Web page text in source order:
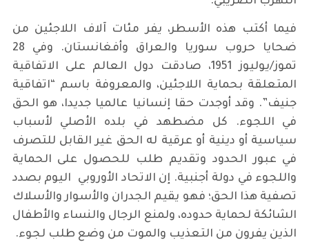
فيما أكتب هذه الأسطر، يفر مئات آلاف اللاجئين من
ضحايا حروب سوريا والعراق وأفغانستان. وفي 28
تموز/يوليوز 1951، صادقت دول العالم على الاتفاقية
المتعلقة بحماية اللاجئين، والمعروفة باسم “اتفاقية
جنيف”. وقد أوجدت حقا إنسانيا عالميا جديدا، هو الحق
في اللجوء. كل مضطهد في بلده الأصلي لأسباب
سياسية أو دينية أو عرقية له الحق غير القابل للتصرف
في عبور الحدود وتقديم طلب للحصول على الحماية
واللجوء في دولة أجنبية. إن الاتحاد الأوروبي اليوم بصدد
تصفية هذا الحق؛ فهو يقيم الجدران والأسوار والأسلاك
الشائكة لحماية حدوده، ولمنع الرجال والنساء والأطفال
الذين يفرون من التعذيب والموت من وضع طلب لجوء.